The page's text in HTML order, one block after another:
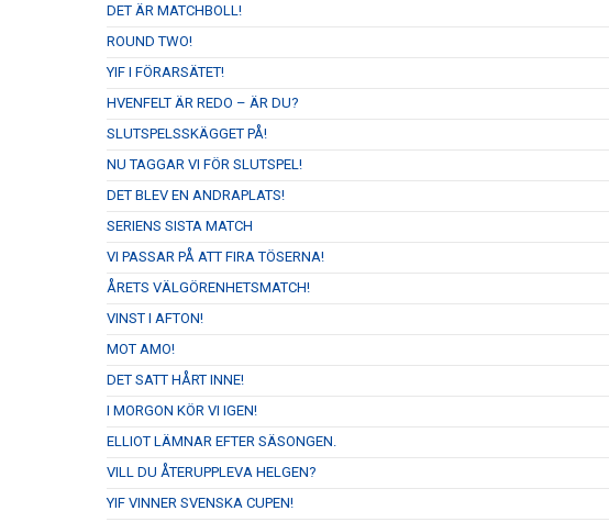
DET ÄR MATCHBOLL!
ROUND TWO!
YIF I FÖRARSÄTET!
HVENFELT ÄR REDO – ÄR DU?
SLUTSPELSSKÄGGET PÅ!
NU TAGGAR VI FÖR SLUTSPEL!
DET BLEV EN ANDRAPLATS!
SERIENS SISTA MATCH
VI PASSAR PÅ ATT FIRA TÖSERNA!
ÅRETS VÄLGÖRENHETSMATCH!
VINST I AFTON!
MOT AMO!
DET SATT HÅRT INNE!
I MORGON KÖR VI IGEN!
ELLIOT LÄMNAR EFTER SÄSONGEN.
VILL DU ÅTERUPPLEVA HELGEN?
YIF VINNER SVENSKA CUPEN!